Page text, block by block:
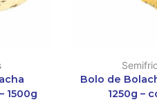
1500g
Bolo de
1250g –